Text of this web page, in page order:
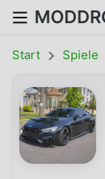
Start Spiele